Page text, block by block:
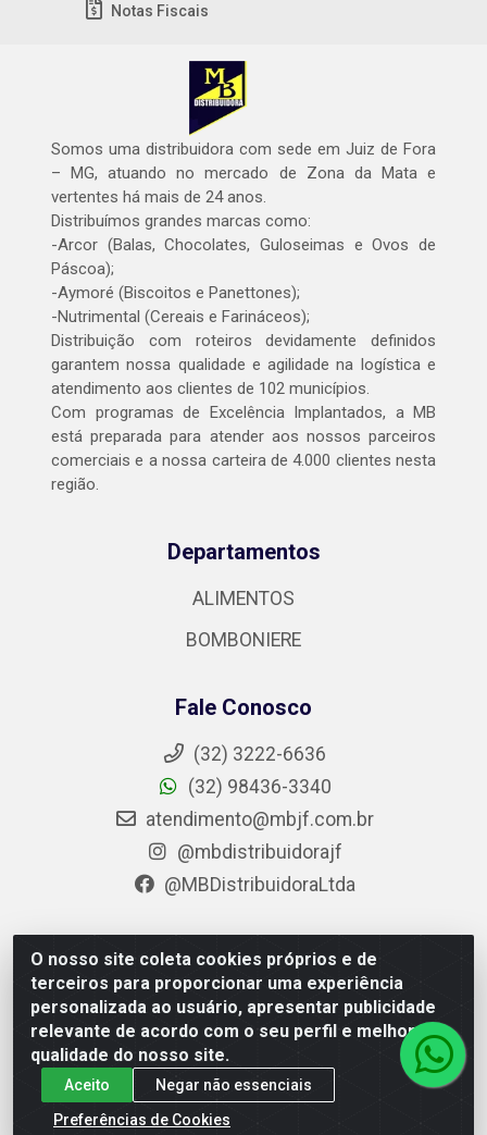
O nosso site coleta cookies próprios e de
terceiros para proporcionar uma experiência
personalizada ao usuário, apresentar publicidade
relevante de acordo com o seu perfil e melhorar a
qualidade do nosso site.
Aceito
Negar não essenciais
Preferências de Cookies
Notas Fiscais
Somos uma distribuidora com sede em Juiz de Fora
– MG, atuando no mercado de Zona da Mata e
vertentes há mais de 24 anos.
Distribuímos grandes marcas como:
-Arcor (Balas, Chocolates, Guloseimas e Ovos de
Páscoa);
-Aymoré (Biscoitos e Panettones);
-Nutrimental (Cereais e Farináceos);
Distribuição com roteiros devidamente definidos
garantem nossa qualidade e agilidade na logística e
atendimento aos clientes de 102 municípios.
Com programas de Excelência Implantados, a MB
está preparada para atender aos nossos parceiros
comerciais e a nossa carteira de 4.000 clientes nesta
região.
Departamentos
ALIMENTOS
BOMBONIERE
Fale Conosco
(32) 3222-6636
(32) 98436-3340
atendimento@mbjf.com.br
@mbdistribuidorajf
@MBDistribuidoraLtda
MB Distribuidora - Av. Presidente Juscelino Kubitschek,
11423 – Barreira do Triunfo, Juiz de Fora / MG - CEP
36092-060 - CNPJ 05.920.402/0001-28